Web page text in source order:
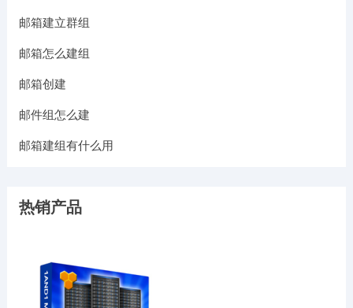
邮箱建立群组
邮箱怎么建组
邮箱创建
邮件组怎么建
邮箱建组有什么用
热销产品